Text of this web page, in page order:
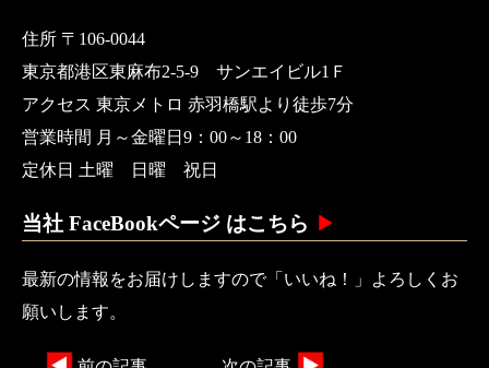
住所 〒106-0044
東京都港区東麻布2-5-9 サンエイビル1Ｆ
アクセス 東京メトロ 赤羽橋駅より徒歩7分
営業時間 月～金曜日9：00～18：00
定休日 土曜 日曜 祝日
当社 FaceBookページ はこちら
最新の情報をお届けしますので「いいね！」よろしくお
願いします。